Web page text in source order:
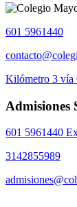
601 5961440
Kilómetro 3 vía
Admisiones
601 5961440
3142855989